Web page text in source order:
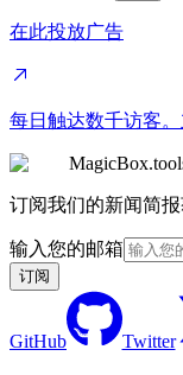
在此投放广告
每日触达数千访客
订阅我们的新闻简
输入您的邮箱
订阅
GitHub Twitter